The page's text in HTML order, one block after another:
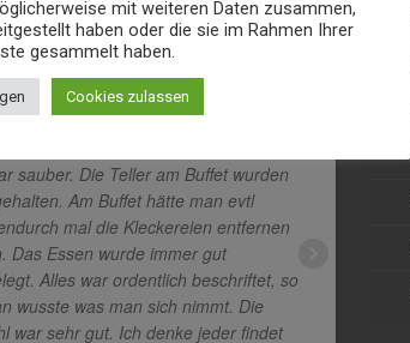
Also erstes ist zu erwähnen, der
war sehr gut. Schnelle und vor allem
die aufmerksam war und
nachfragte ob man noch Wünsche
sauber. Die Teller am Buffet wurden
Am Buffet hätte man evtl
mal die Kleckereien entfernen
Das Essen wurde immer gut
Alles war ordentlich beschriftet, so
wusste was man sich nimmt. Die
war sehr gut. Ich denke jeder findet
mit weiteren Daten zusammen,
haben oder die sie im Rahmen Ihrer
gesammelt haben.
Cookies zulassen